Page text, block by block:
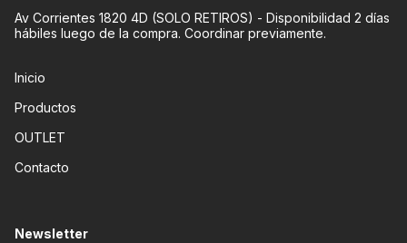
Av Corrientes 1820 4D (SOLO RETIROS) - Disponibilidad 2 días
hábiles luego de la compra. Coordinar previamente.
Inicio
Productos
OUTLET
Contacto
Newsletter